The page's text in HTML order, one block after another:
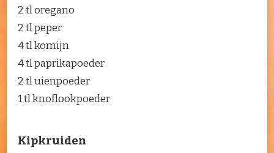
2 tl oregano
2 tl peper
4 tl komijn
4 tl paprikapoeder
2 tl uienpoeder
1 tl knoflookpoeder
Kipkruiden